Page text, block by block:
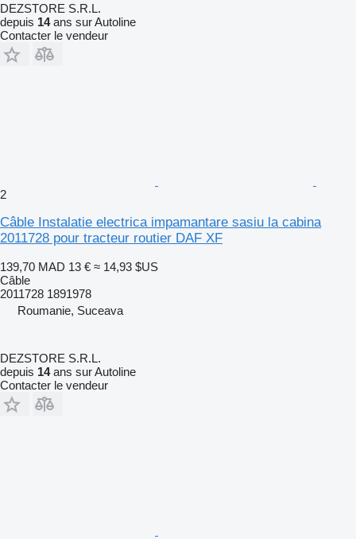
DEZSTORE S.R.L.
depuis 14ans sur Autoline
Contacter le vendeur
2
Câble Instalatie electrica impamantare sasiu la cabina
2011728 pour tracteur routier DAF XF
139,70 MAD 13 € ≈ 14,93 $US
Câble
2011728 1891978
Roumanie, Suceava
DEZSTORE S.R.L.
depuis 14ans sur Autoline
Contacter le vendeur